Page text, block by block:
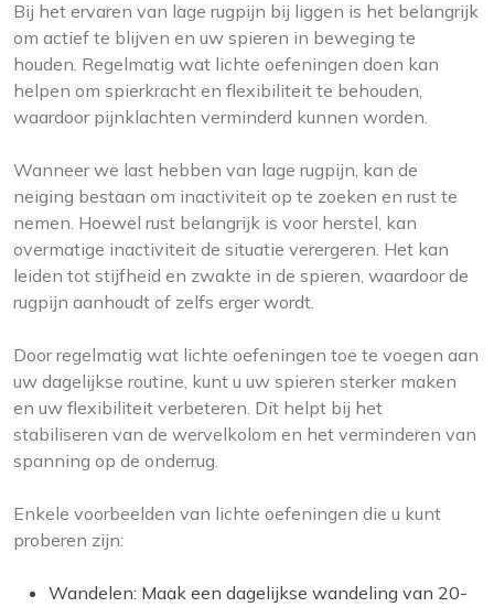
Bij het ervaren van lage rugpijn bij liggen is het belangrijk
om actief te blijven en uw spieren in beweging te
houden. Regelmatig wat lichte oefeningen doen kan
helpen om spierkracht en flexibiliteit te behouden,
waardoor pijnklachten verminderd kunnen worden.
Wanneer we last hebben van lage rugpijn, kan de
neiging bestaan om inactiviteit op te zoeken en rust te
nemen. Hoewel rust belangrijk is voor herstel, kan
overmatige inactiviteit de situatie verergeren. Het kan
leiden tot stijfheid en zwakte in de spieren, waardoor de
rugpijn aanhoudt of zelfs erger wordt.
Door regelmatig wat lichte oefeningen toe te voegen aan
uw dagelijkse routine, kunt u uw spieren sterker maken
en uw flexibiliteit verbeteren. Dit helpt bij het
stabiliseren van de wervelkolom en het verminderen van
spanning op de onderrug.
Enkele voorbeelden van lichte oefeningen die u kunt
proberen zijn:
Wandelen: Maak een dagelijkse wandeling van 20-